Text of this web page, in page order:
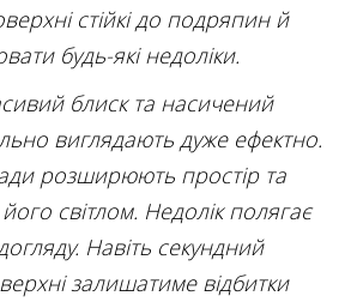
стійкі до подряпин й
будь-які недоліки.
блиск та насичений
виглядають дуже ефектно.
розширюють простір та
світлом. Недолік полягає
Навіть секундний
залишатиме відбитки